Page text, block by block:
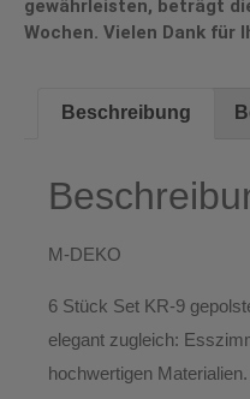
gewährleisten, beträgt
Wochen. Vielen Dank für
Beschreibung
M-DEKO
6 Stück Set KR-9
elegant zugleich:
hochwertigen